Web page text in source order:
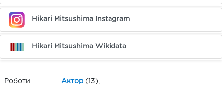
Hikari Mitsushima Instagram
Hikari Mitsushima Wikidata
Роботи Актор (13),